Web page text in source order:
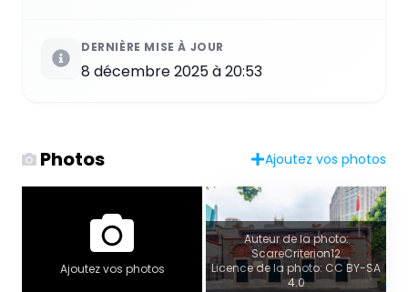
DERNIÈRE MISE À JOUR
8 décembre 2025 à 20:53
Photos Ajoutez vos photos
Ajoutez vos photos
Auteur de la photo:
ScareCriterion12
Licence de la photo: CC BY-SA
4.0